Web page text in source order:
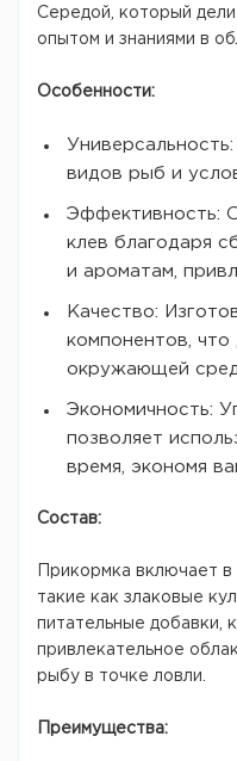
Середой, который
опытом и знаниями в
Особенности:
видов рыб и
Эффективность:
клев благодаря
и ароматам,
Качество:
компонентов, что
окружающей
Экономичность:
позволяет
время, экономя
Состав:
Прикормка включает
такие как злаковые
питательные добавки,
привлекательное
рыбу в точке ловли.
Преимущества: